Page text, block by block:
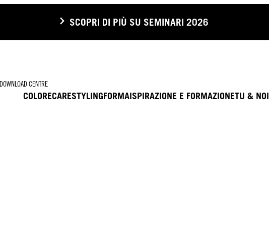
SCOPRI DI PIÙ SU SEMINARI 2026
COLORECARESTYLINGFORMAISPIRAZIONE E FORMAZIONETU & NOI
DOWNLOAD CENTRE